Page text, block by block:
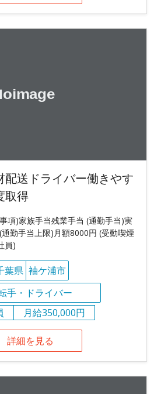
配送ドライバー働きやす
取得
項)家族手当残業手当 (通勤手当)実
勤手当上限)月額8000円 (受動喫煙
員)
葉県 袖ケ浦市
手・ドライバー
月給350,000円
詳細を見る